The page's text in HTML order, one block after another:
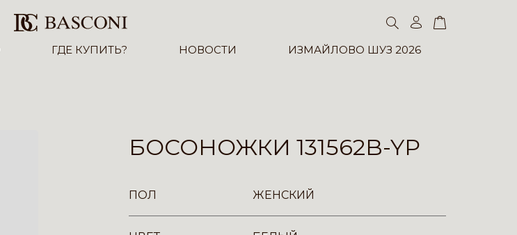
ГДЕ КУПИТЬ? НОВОСТИ ИЗМАЙЛОВО ШУЗ 2026
БОСОНОЖКИ 131562B-YP
ПОЛ ЖЕНСКИЙ